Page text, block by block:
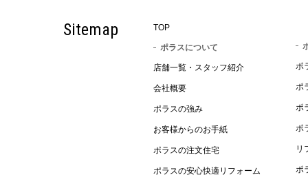
Sitemap TOP
ポラスについて
店舗一覧・スタッフ紹介
会社概要
ポラスの強み
お客様からのお手紙
ポラスの注文住宅
ポラスの安心快適リフォーム
ポ
ポ
ポ
ポ
リ
ポ